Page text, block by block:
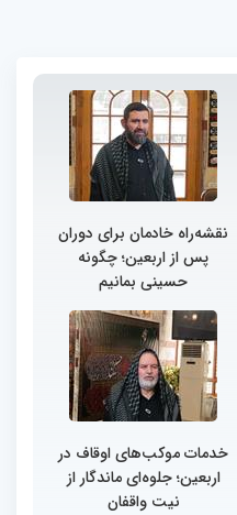
نقشه‌راه خادمان برای دوران
پس از اربعین؛ چگونه
حسینی بمانیم
خدمات موکب‌های اوقاف در
اربعین؛ جلوه‌ای ماندگار از
نیت واقفان